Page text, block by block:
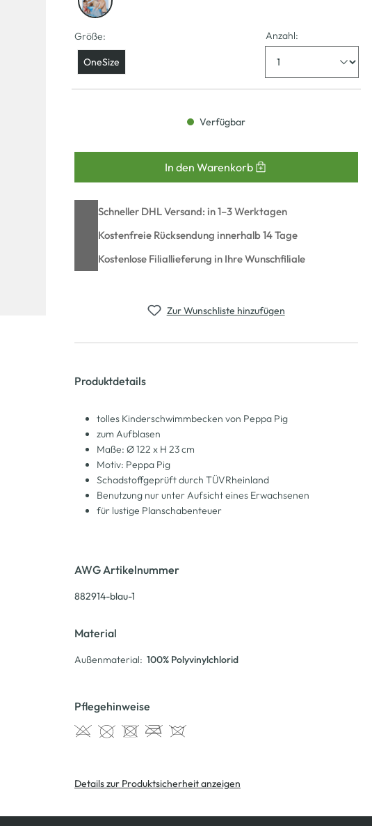
Größe:
OneSize
Anzahl:
Verfügbar
In den Warenkorb
Schneller DHL Versand: in 1–3 Werktagen
Kostenfreie Rücksendung innerhalb 14 Tage
Kostenlose Filiallieferung in Ihre Wunschfiliale
Zur Wunschliste hinzufügen
Produktdetails
tolles Kinderschwimmbecken von Peppa Pig
zum Aufblasen
Maße: Ø 122 x H 23 cm
Motiv: Peppa Pig
Schadstoffgeprüft durch TÜVRheinland
Benutzung nur unter Aufsicht eines Erwachsenen
für lustige Planschabenteuer
AWG Artikelnummer
882914-blau-1
Material
Außenmaterial: 100% Polyvinylchlorid
Pflegehinweise
Details zur Produktsicherheit anzeigen